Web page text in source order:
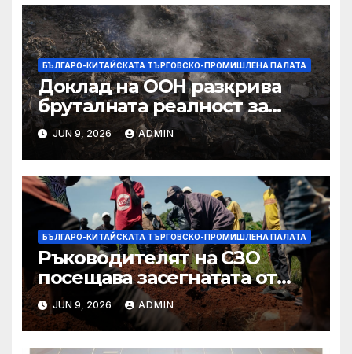
БЪЛГАРО-КИТАЙСКАТА ТЪРГОВСКО-ПРОМИШЛЕНА ПАЛАТА
Доклад на ООН разкрива
бруталната реалност за
палестинците в Газа,
Западния бряг
JUN 9, 2026 ADMIN
БЪЛГАРО-КИТАЙСКАТА ТЪРГОВСКО-ПРОМИШЛЕНА ПАЛАТА
Ръководителят на СЗО
посещава засегнатата от
Ебола Уганда, след като
вирусът се разпространява
от ДРК
JUN 9, 2026 ADMIN